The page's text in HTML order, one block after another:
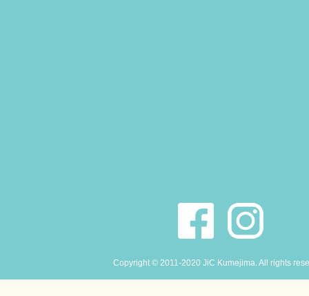
Copyright © 2011-2020 JiC Kumejima. All rights